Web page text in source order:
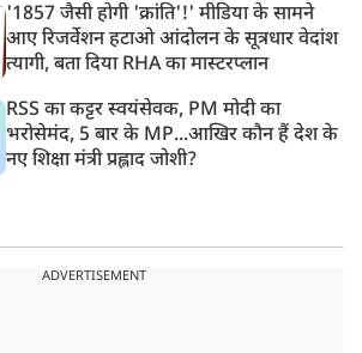
'1857 जैसी होगी 'क्रांति'!' मीडिया के सामने
आए रिजर्वेशन हटाओ आंदोलन के सूत्रधार वेदांश
त्यागी, बता दिया RHA का मास्टरप्लान
RSS का कट्टर स्वयंसेवक, PM मोदी का
भरोसेमंद, 5 बार के MP...आखिर कौन हैं देश के
नए शिक्षा मंत्री प्रह्लाद जोशी?
ADVERTISEMENT